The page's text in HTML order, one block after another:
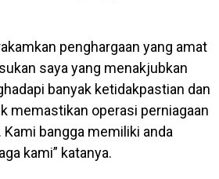
penghargaan yang amat
saya yang menakjubkan
banyak ketidakpastian dan
memastikan operasi perniagaan
bangga memiliki anda
kami” katanya.